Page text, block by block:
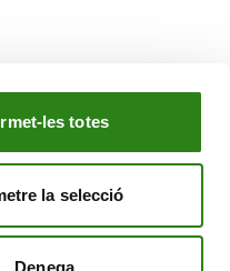
les totes
la selecció
Denega